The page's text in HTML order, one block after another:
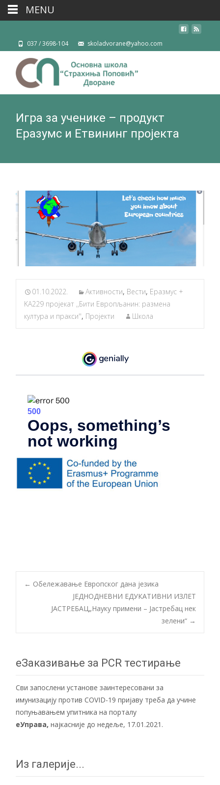
037 / 3698-104 skoladvorane@yahoo.com
Игра за ученике – продукт
Еразумс и Етвининг пројекта
01.10.2022. Активности, Вести, Еразмус +
KA229 пројекат ,,Бити Европљанин: размена
култура и пракси'', Пројекти Школа
Post
navigation
← Обележавање Европског дана језика
ЈЕДНОДНЕВНИ ЕДУКАТИВНИ ИЗЛЕТ
ЈАСТРЕБАЦ„Науку примени – Јастребац нек
зелени“ →
еЗаказивање за PCR тестирање
Сви запослени установе заинтересовани за
имунизацију против COVID-19 пријаву треба да учине
попуњавањем упитника на порталу
еУправа, најкасније до недеље, 17.01.2021.
Из галерије...
MENU